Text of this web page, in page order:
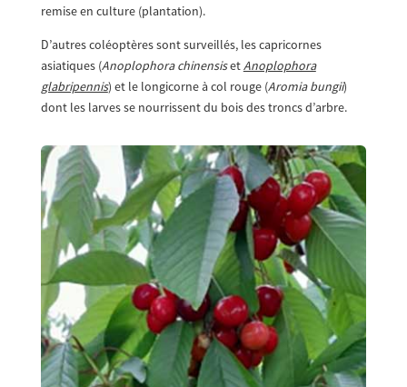
remise en culture (plantation).
D’autres coléoptères sont surveillés, les capricornes
asiatiques (Anoplophora chinensisetAnoplophora
glabripennis) et le longicorne à col rouge (Aromia bungii)
dont les larves se nourrissent du bois des troncs d’arbre.